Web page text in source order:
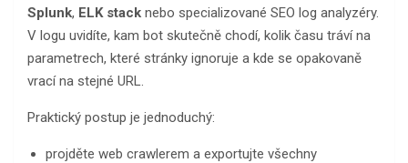
Splunk, ELK stack nebo specializované SEO log analyzéry.
V logu uvidíte, kam bot skutečně chodí, kolik času tráví na
parametrech, které stránky ignoruje a kde se opakovaně
vrací na stejné URL.
Praktický postup je jednoduchý:
projděte web crawlerem a exportujte všechny